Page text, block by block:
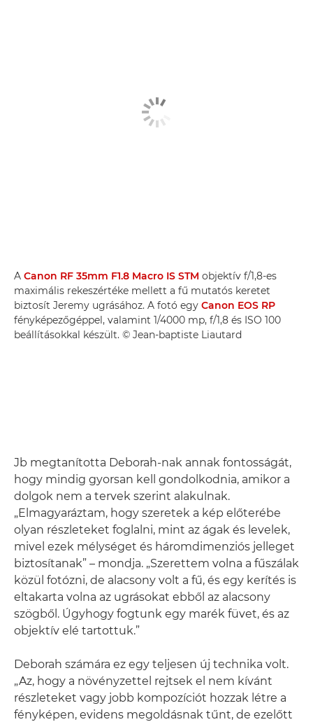
A Canon RF 35mm F1.8 Macro IS STM objektív f/1,8-es
maximális rekeszértéke mellett a fű mutatós keretet
biztosít Jeremy ugrásához. A fotó egy Canon EOS RP
fényképezőgéppel, valamint 1/4000 mp, f/1,8 és ISO 100
beállításokkal készült. © Jean-baptiste Liautard
Jb megtanította Deborah-nak annak fontosságát,
hogy mindig gyorsan kell gondolkodnia, amikor a
dolgok nem a tervek szerint alakulnak.
„Elmagyaráztam, hogy szeretek a kép előterébe
olyan részleteket foglalni, mint az ágak és levelek,
mivel ezek mélységet és háromdimenziós jelleget
biztosítanak” – mondja. „Szerettem volna a fűszálak
közül fotózni, de alacsony volt a fű, és egy kerítés is
eltakarta volna az ugrásokat ebből az alacsony
szögből. Úgyhogy fogtunk egy marék füvet, és az
objektív elé tartottuk.”
Deborah számára ez egy teljesen új technika volt.
„Az, hogy a növényzettel rejtsek el nem kívánt
részleteket vagy jobb kompozíciót hozzak létre a
fényképen, evidens megoldásnak tűnt, de ezelőtt